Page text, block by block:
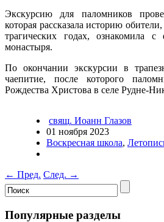
Экскурсию для паломников
которая рассказала историю
трагических годах, ознакомила
монастыря.
По окончании экскурсии в
чаепитие, после которого
Рождества Христова в селе Рудне-
свящ. Иоанн Глазов
01 ноября 2023
Воскресная школа,
← Пред. След. →
Популярные разделы